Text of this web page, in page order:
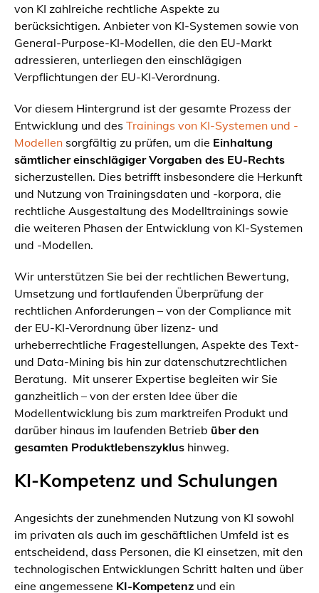
von KI zahlreiche rechtliche Aspekte zu
berücksichtigen. Anbieter von KI-Systemen sowie von
General-Purpose-KI-Modellen, die den EU-Markt
adressieren, unterliegen den einschlägigen
Verpflichtungen der EU-KI-Verordnung.
Vor diesem Hintergrund ist der gesamte Prozess der
Entwicklung und des Trainings von KI-Systemen und -
Modellen sorgfältig zu prüfen, um die Einhaltung
sämtlicher einschlägiger Vorgaben des EU-Rechts
sicherzustellen. Dies betrifft insbesondere die Herkunft
und Nutzung von Trainingsdaten und -korpora, die
rechtliche Ausgestaltung des Modelltrainings sowie
die weiteren Phasen der Entwicklung von KI-Systemen
und -Modellen.
Wir unterstützen Sie bei der rechtlichen Bewertung,
Umsetzung und fortlaufenden Überprüfung der
rechtlichen Anforderungen – von der Compliance mit
der EU-KI-Verordnung über lizenz- und
urheberrechtliche Fragestellungen, Aspekte des Text-
und Data-Mining bis hin zur datenschutzrechtlichen
Beratung. Mit unserer Expertise begleiten wir Sie
ganzheitlich – von der ersten Idee über die
Modellentwicklung bis zum marktreifen Produkt und
darüber hinaus im laufenden Betrieb über den
gesamten Produktlebenszyklus hinweg.
KI-Kompetenz und Schulungen
Angesichts der zunehmenden Nutzung von KI sowohl
im privaten als auch im geschäftlichen Umfeld ist es
entscheidend, dass Personen, die KI einsetzen, mit den
technologischen Entwicklungen Schritt halten und über
eine angemessene KI‑Kompetenz und ein